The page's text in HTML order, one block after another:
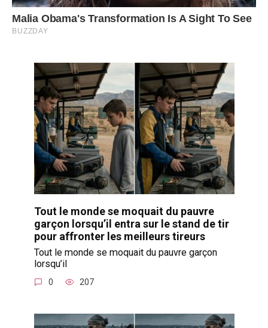
Tout le monde se moquait du pauvre
garçon lorsqu’il entra sur le stand de tir
pour affronter les meilleurs tireurs
Tout le monde se moquait du pauvre garçon
lorsqu’il
0 207